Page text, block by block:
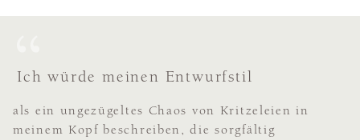
Ich würde meinen Entwurfstil
als ein ungezügeltes Chaos von Kritzeleien in
meinem Kopf beschreiben, die sorgfältig